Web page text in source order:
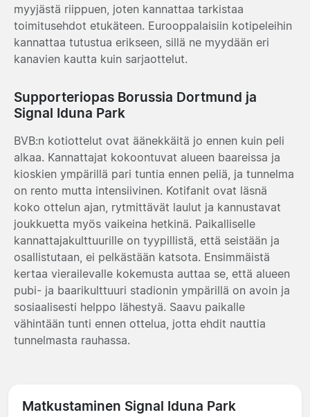
myyjästä riippuen, joten kannattaa tarkistaa
toimitusehdot etukäteen. Eurooppalaisiin kotipeleihin
kannattaa tutustua erikseen, sillä ne myydään eri
kanavien kautta kuin sarjaottelut.
Supporteriopas Borussia Dortmund ja
Signal Iduna Park
BVB:n kotiottelut ovat äänekkäitä jo ennen kuin peli
alkaa. Kannattajat kokoontuvat alueen baareissa ja
kioskien ympärillä pari tuntia ennen peliä, ja tunnelma
on rento mutta intensiivinen. Kotifanit ovat läsnä
koko ottelun ajan, rytmittävät laulut ja kannustavat
joukkuetta myös vaikeina hetkinä. Paikalliselle
kannattajakulttuurille on tyypillistä, että seistään ja
osallistutaan, ei pelkästään katsota. Ensimmäistä
kertaa vierailevalle kokemusta auttaa se, että alueen
pubi- ja baarikulttuuri stadionin ympärillä on avoin ja
sosiaalisesti helppo lähestyä. Saavu paikalle
vähintään tunti ennen ottelua, jotta ehdit nauttia
tunnelmasta rauhassa.
Matkustaminen Signal Iduna Park